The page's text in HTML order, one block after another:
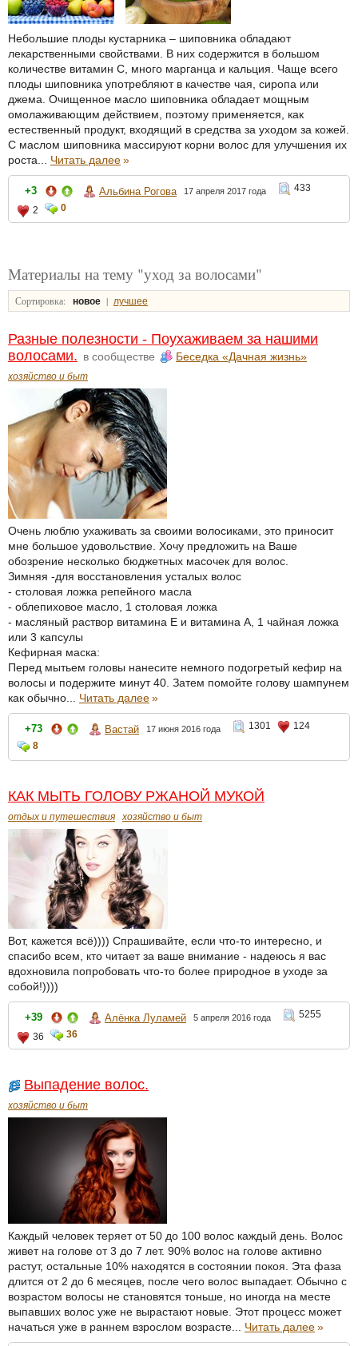
Небольшие плоды кустарника – шиповника обладают
лекарственными свойствами. В них содержится в большом
количестве витамин С, много марганца и кальция. Чаще всего
плоды шиповника употребляют в качестве чая, сиропа или
джема. Очищенное масло шиповника обладает мощным
омолаживающим действием, поэтому применяется, как
естественный продукт, входящий в средства за уходом за кожей.
С маслом шиповника массируют корни волос для улучшения их
роста... Читать далее»
+3 Альбина Рогова 17 апреля 2017 года
433
2
0
Материалы на тему "уход за волосами"
Сортировка: новое | лучшее
Разные полезности - Поухаживаем за нашими
волосами. в сообществе Беседка «Дачная жизнь»
хозяйство и быт
Очень люблю ухаживать за своими волосиками, это приносит
мне большое удовольствие. Хочу предложить на Ваше
обозрение несколько бюджетных масочек для волос.
Зимняя -для восстановления усталых волос
- столовая ложка репейного масла
- облепиховое масло, 1 столовая ложка
- масляный раствор витамина Е и витамина А, 1 чайная ложка
или 3 капсулы
Кефирная маска:
Перед мытьем головы нанесите немного подогретый кефир на
волосы и подержите минут 40. Затем помойте голову шампунем
как обычно... Читать далее»
+73 Вастай 17 июня 2016 года 1301
124
8
КАК МЫТЬ ГОЛОВУ РЖАНОЙ МУКОЙ
отдых и путешествия хозяйство и быт
Вот, кажется всё)))) Спрашивайте, если что-то интересно, и
спасибо всем, кто читает за ваше внимание - надеюсь я вас
вдохновила попробовать что-то более природное в уходе за
собой!))))
+39 Алёнка Луламей 5 апреля 2016 года
5255
36
36
Выпадение волос.
хозяйство и быт
Каждый человек теряет от 50 до 100 волос каждый день. Волос
живет на голове от 3 до 7 лет. 90% волос на голове активно
растут, остальные 10% находятся в состоянии покоя. Эта фаза
длится от 2 до 6 месяцев, после чего волос выпадает. Обычно с
возрастом волосы не становятся тоньше, но иногда на месте
выпавших волос уже не вырастают новые. Этот процесс может
начаться уже в раннем взрослом возрасте... Читать далее»